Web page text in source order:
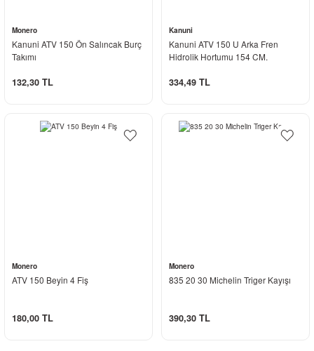
Monero
Kanuni ATV 150 Ön Salıncak Burç
Takımı
132,30 TL
Kanuni
Kanuni ATV 150 U Arka Fren
Hidrolik Hortumu 154 CM.
334,49 TL
Monero
ATV 150 Beyin 4 Fiş
180,00 TL
Monero
835 20 30 Michelin Triger Kayışı
390,30 TL